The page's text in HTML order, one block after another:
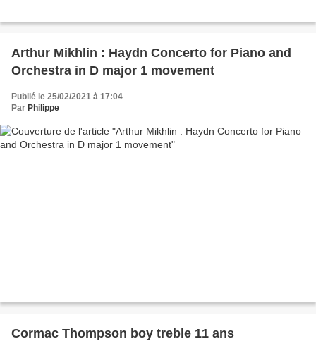
Arthur Mikhlin : Haydn Concerto for Piano and
Orchestra in D major 1 movement
Publié le 25/02/2021 à 17:04
Par Philippe
Cormac Thompson boy treble 11 ans